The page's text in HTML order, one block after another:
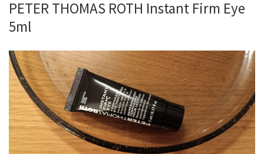
PETER THOMAS ROTH Instant Firm Eye
5ml